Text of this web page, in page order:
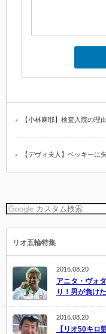
【小林麻耶】検査入院の理
【デヴィ夫人】ベッキーに
リオ五輪特集
2016.08.20
アニタ・ヴォ
り！男が負け
2016.08.20
【リオ50キロ